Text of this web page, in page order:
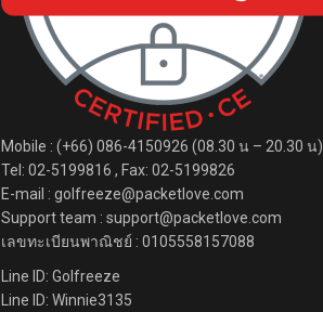
Mobile : (+66) 086-4150926 (08.30 น – 20.30 น)
Tel: 02-5199816 , Fax: 02-5199826
E-mail : golfreeze@packetlove.com
Support team : support@packetlove.com
เลขทะเบียนพาณิชย์ : 0105558157088
Line ID: Golfreeze
Line ID: Winnie3135